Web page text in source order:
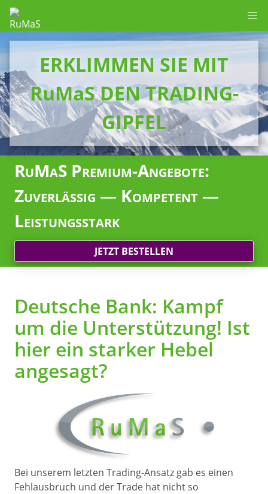
ERKLIMMEN SIE MIT
RuMaS DEN TRADING-
GIPFEL
RuMaS Premium-Angebote:
Zuverlässig — Kompetent —
Leistungsstark
JETZT BESTELLEN
Deutsche Bank: Kampf
um die Unterstützung! Ist
hier ein starker Hebel
angesagt?
Bei unserem letzten Trading-Ansatz gab es einen
Fehlausbruch und der Trade hat nicht so